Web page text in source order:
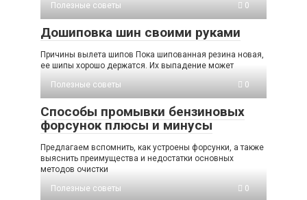
Полезные советы
0
Дошиповка шин своими руками
Причины вылета шипов Пока шипованная резина новая,
ее шипы хорошо держатся. Их выпадение может
Полезные советы
0
Способы промывки бензиновых
форсунок плюсы и минусы
Предлагаем вспомнить, как устроены форсунки, а также
выяснить преимущества и недостатки основных
методов очистки
Полезные советы
0